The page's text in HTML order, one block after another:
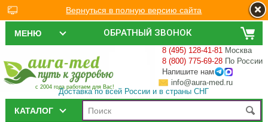
ОБРАТНЫЙ ЗВОНОК
МЕНЮ
с 2004 года работаем для Вас!
8 (495) 128-41-81 Москва
8 (800) 775-69-28 По России
Напишите нам
info@aura-med.ru
Доставка по всей России и в страны СНГ
КАТАЛОГ
Вернуться в полную версию сайта